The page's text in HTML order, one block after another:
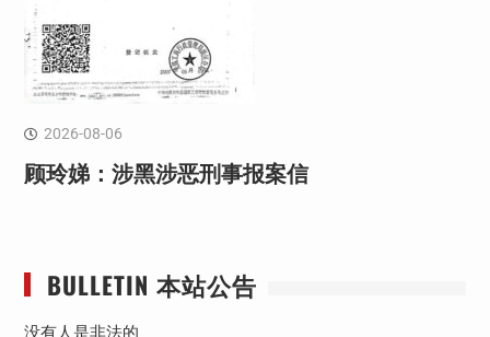
2026-08-06
顾玲娣：涉黑涉恶刑事报案信
BULLETIN 本站公告
没有人是非法的